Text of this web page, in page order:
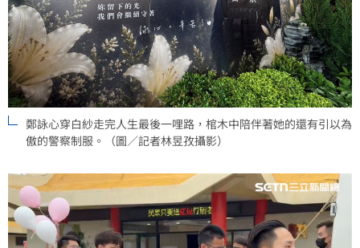
鄭詠心穿白紗走完人生最後一哩路，棺木中陪伴著她的還有引以為
傲的警察制服。（圖／記者林昱孜攝影）